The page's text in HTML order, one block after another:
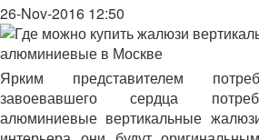
26-Nov-2016 12:50
Ярким представителем
завоевавшего сердца
алюминиевые вертикальные